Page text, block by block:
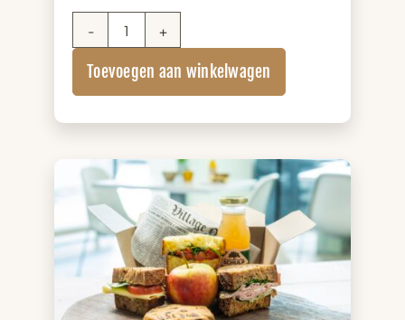
Sandwich
Lunchbox
(+
Toevoegen aan winkelwagen